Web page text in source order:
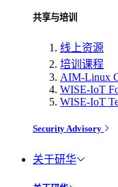
共享与培训
线上资源
培训课程
AIM-Linux
WISE-IoT
WISE-IoT
Security Advisory
关于研华